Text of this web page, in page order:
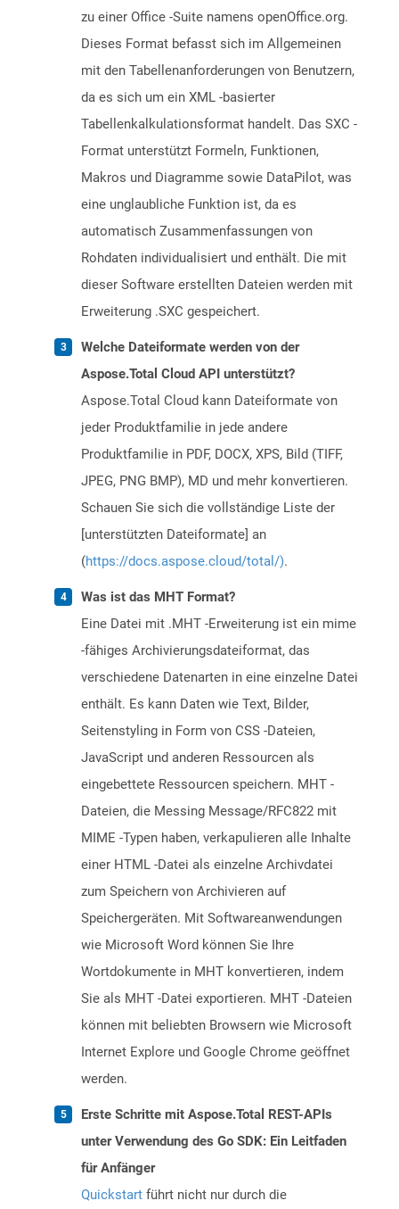
zu einer Office -Suite namens openOffice.org.
Dieses Format befasst sich im Allgemeinen
mit den Tabellenanforderungen von Benutzern,
da es sich um ein XML -basierter
Tabellenkalkulationsformat handelt. Das SXC -
Format unterstützt Formeln, Funktionen,
Makros und Diagramme sowie DataPilot, was
eine unglaubliche Funktion ist, da es
automatisch Zusammenfassungen von
Rohdaten individualisiert und enthält. Die mit
dieser Software erstellten Dateien werden mit
Erweiterung .SXC gespeichert.
Welche Dateiformate werden von der
Aspose.Total Cloud API unterstützt?
Aspose.Total Cloud kann Dateiformate von
jeder Produktfamilie in jede andere
Produktfamilie in PDF, DOCX, XPS, Bild (TIFF,
JPEG, PNG BMP), MD und mehr konvertieren.
Schauen Sie sich die vollständige Liste der
[unterstützten Dateiformate] an
(https://docs.aspose.cloud/total/).
Was ist das MHT Format?
Eine Datei mit .MHT -Erweiterung ist ein mime
-fähiges Archivierungsdateiformat, das
verschiedene Datenarten in eine einzelne Datei
enthält. Es kann Daten wie Text, Bilder,
Seitenstyling in Form von CSS -Dateien,
JavaScript und anderen Ressourcen als
eingebettete Ressourcen speichern. MHT -
Dateien, die Messing Message/RFC822 mit
MIME -Typen haben, verkapulieren alle Inhalte
einer HTML -Datei als einzelne Archivdatei
zum Speichern von Archivieren auf
Speichergeräten. Mit Softwareanwendungen
wie Microsoft Word können Sie Ihre
Wortdokumente in MHT konvertieren, indem
Sie als MHT -Datei exportieren. MHT -Dateien
können mit beliebten Browsern wie Microsoft
Internet Explore und Google Chrome geöffnet
werden.
Erste Schritte mit Aspose.Total REST-APIs
unter Verwendung des Go SDK: Ein Leitfaden
für Anfänger
Quickstart führt nicht nur durch die